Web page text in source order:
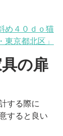
め４０ｄｏ猫
東京都北区」
の扉
する際に
すると良い